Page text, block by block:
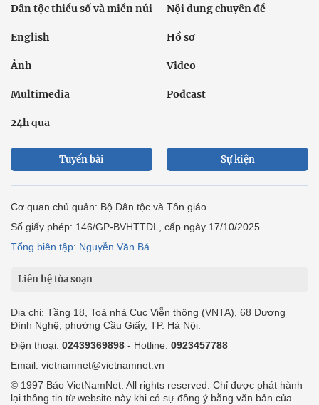
Dân tộc thiểu số và miền núi Nội dung chuyên đề
English Hồ sơ
Ảnh Video
Multimedia Podcast
24h qua
Tuyến bài Sự kiện
Cơ quan chủ quản: Bộ Dân tộc và Tôn giáo
Số giấy phép: 146/GP-BVHTTDL, cấp ngày 17/10/2025
Tổng biên tập: Nguyễn Văn Bá
Liên hệ tòa soạn
Địa chỉ: Tầng 18, Toà nhà Cục Viễn thông (VNTA), 68 Dương
Đình Nghệ, phường Cầu Giấy, TP. Hà Nội.
Điện thoại: 02439369898 - Hotline: 0923457788
Email: vietnamnet@vietnamnet.vn
© 1997 Báo VietNamNet. All rights reserved. Chỉ được phát hành
lại thông tin từ website này khi có sự đồng ý bằng văn bản của